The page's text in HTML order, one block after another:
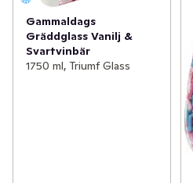
Gammaldags
Gräddglass Vanilj &
Svartvinbär
1750 ml, Triumf Glass